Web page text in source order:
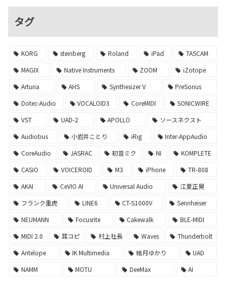
タグ
KORG steinberg Roland iPad
TASCAM
MAGIX
Native Instruments ZOOM
iZotope
Arturia
AHS Synthesizer V
PreSonus
Dotec-Audio
VOCALOID3 CoreMIDI
SONICWIRE
VST
UAD-2 APOLLO
ソースネクスト
Audiobus
小岩井ことり iRig
Inter-AppAudio
CoreAudio
JASRAC 初音ミク NI
KOMPLETE
CASIO
VOICEROID M3 iPhone
TR-808
AKAI
CeVIO AI Universal Audio
江夏正晃
フランク重虎
LINE6 CT-S1000V
Sennheiser
NEUMANN
Focusrite Cakewalk
BLE-MIDI
MIDI 2.0
耳コピ 村上社長 Waves
Thunderbolt
Antelope
IK Multimedia 結月ゆかり
UAD
NAMM
MOTU DeeMax AI